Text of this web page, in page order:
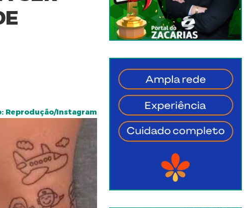
Reprodução/Instagram